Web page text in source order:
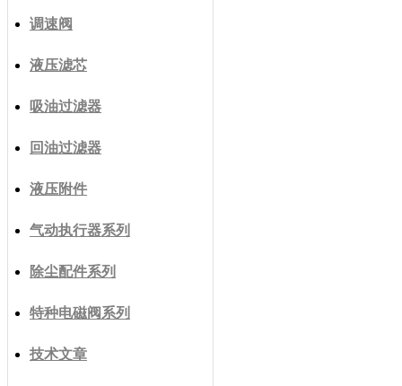
调速阀
液压滤芯
吸油过滤器
回油过滤器
液压附件
气动执行器系列
除尘配件系列
特种电磁阀系列
技术文章